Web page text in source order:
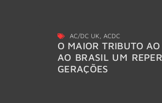
AC/DC UK,ACDC
O MAIOR TRIBUTO
AO BRASIL UM
GERAÇÕES